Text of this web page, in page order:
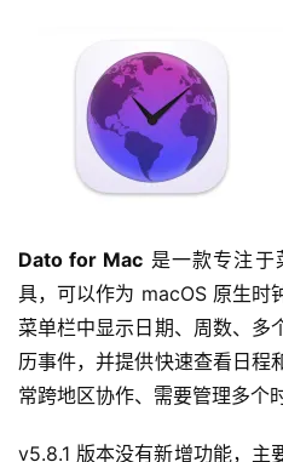
Dato for Mac 是一款专注于
具，可以作为 macOS 原生时
菜单栏中显示日期、周数、多
历事件，并提供快速查看日程
常跨地区协作、需要管理多个
v5.8.1 版本没有新增功能，主